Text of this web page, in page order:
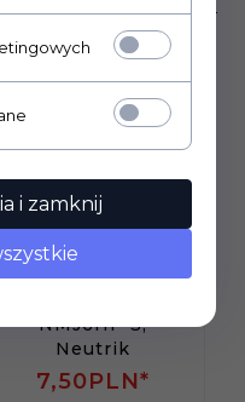
Gniazdo Jack
NMJ6HF-S,
Neutrik
7,50PLN*
i zamknij